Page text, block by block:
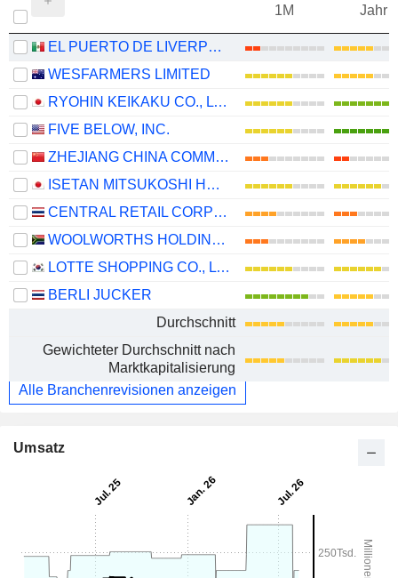
1M
Jahr
EL PUERTO DE LIVERPOOL, S.A.B. DE C.V.
WESFARMERS LIMITED
RYOHIN KEIKAKU CO., LTD.
FIVE BELOW, INC.
ZHEJIANG CHINA COMMODITIES CITY GROUP CO., LTD.
ISETAN MITSUKOSHI HOLDINGS LTD.
CENTRAL RETAIL CORPORATION
WOOLWORTHS HOLDINGS LIMITED
LOTTE SHOPPING CO., LTD.
BERLI JUCKER
Durchschnitt
Gewichteter Durchschnitt nach
Marktkapitalisierung
Alle Branchenrevisionen anzeigen
Umsatz